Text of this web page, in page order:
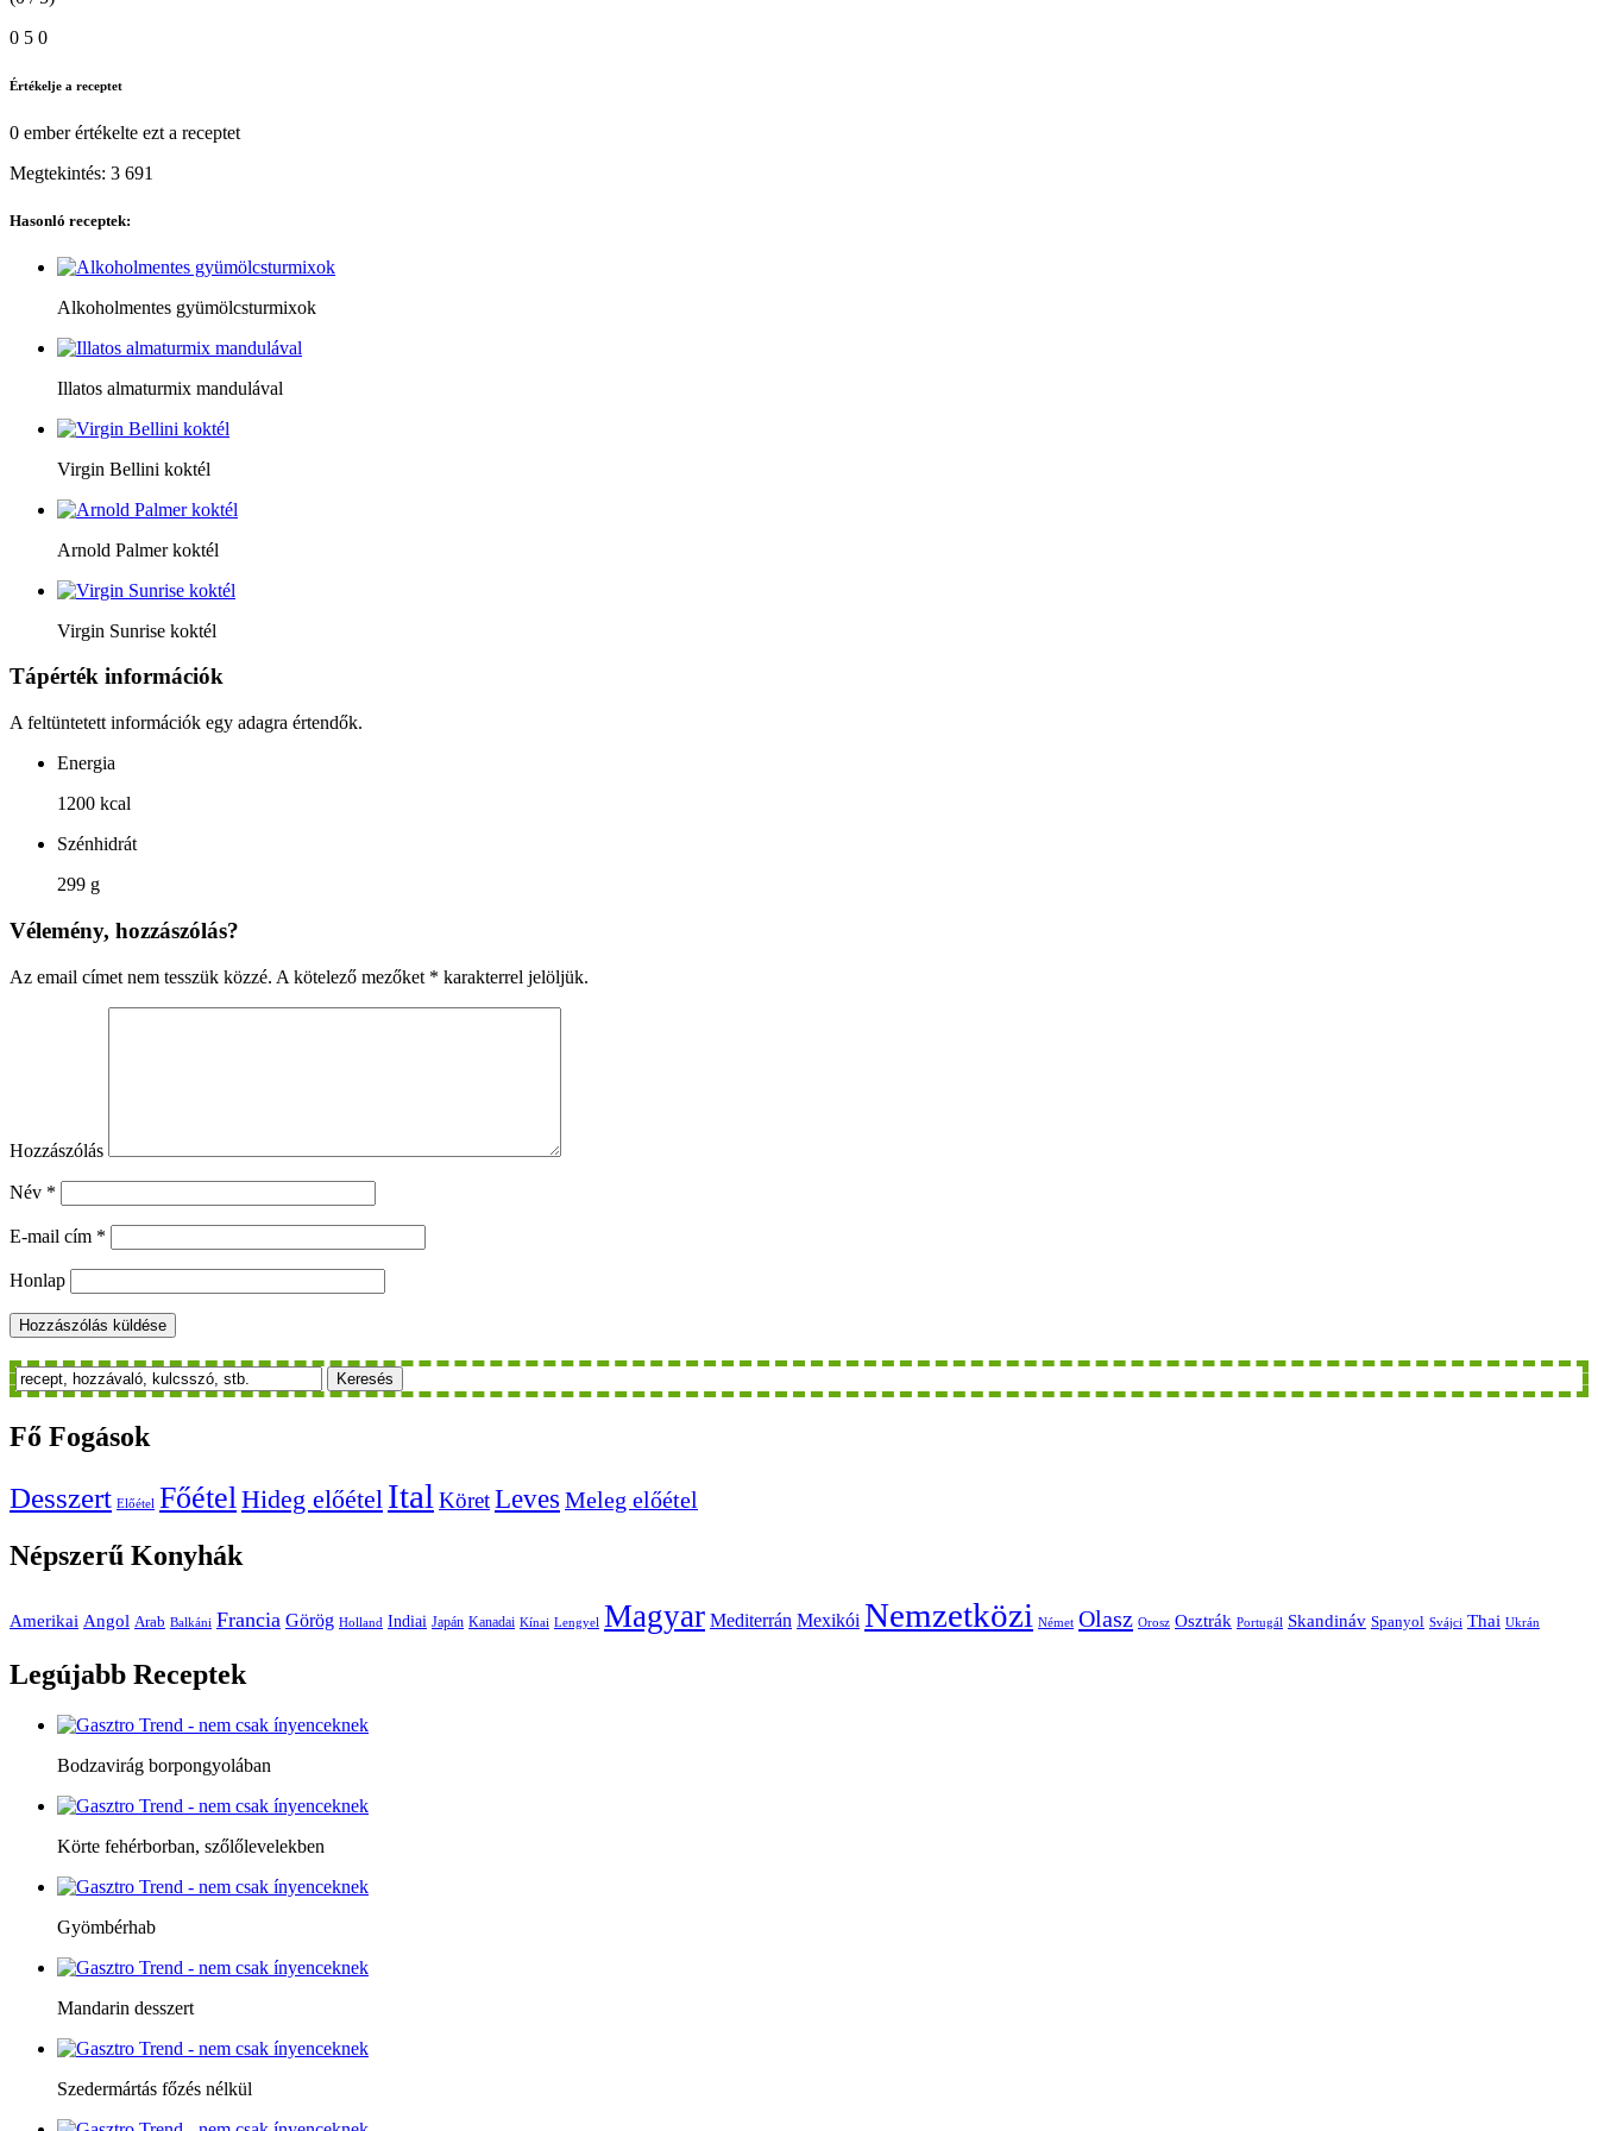
0 5 0
Értékelje a receptet
0 emberértékelte ezt a receptet
Megtekintés: 3 691
Hasonló receptek:
Alkoholmentes gyümölcsturmixok
Illatos almaturmix mandulával
Virgin Bellini koktél
Arnold Palmer koktél
Virgin Sunrise koktél
Tápérték információk
A feltüntetett információk egy adagra értendők.
Energia
1200 kcal
Szénhidrát
299 g
Vélemény, hozzászólás?
Az email címet nem tesszük közzé. A kötelező mezőket * karakterrel jelöljük.
Hozzászólás
Név *
E-mail cím *
Honlap
Keresés
Fő Fogások
Desszert Előétel FőételHideg előétel Ital KöretLeves Meleg előétel
Népszerű Konyhák
Amerikai Angol Arab Balkáni Francia Görög Holland Indiai Japán Kanadai Kínai Lengyel Magyar Mediterrán Mexikói Nemzetközi Német Olasz Orosz Osztrák Portugál Skandináv Spanyol Svájci Thai Ukrán
Legújabb Receptek
Bodzavirág borpongyolában
Körte fehérborban, szőlőlevelekben
Gyömbérhab
Mandarin desszert
Szedermártás főzés nélkül